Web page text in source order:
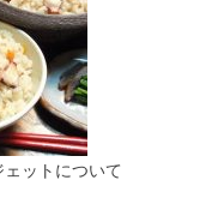
ットについて